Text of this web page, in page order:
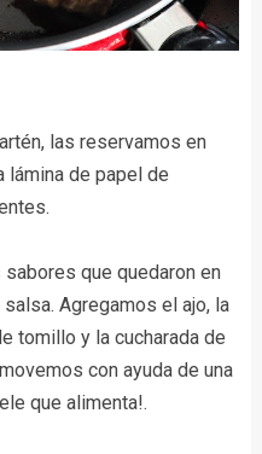
las reservamos en
lámina de papel de
que quedaron en
Agregamos el ajo, la
tomillo y la cucharada de
con ayuda de una
que alimenta!.